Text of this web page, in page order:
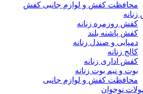
محافظت کفش و لوازم جانبی کفش
کفش روزمره زنانه
کفش پاشنه بلند
دمپایی و صندل زنانه
کالج زنانه
کفش اداری زنانه
بوت و نیم بوت زنانه
محافظت کفش و لوازم جانبی
نوجوان